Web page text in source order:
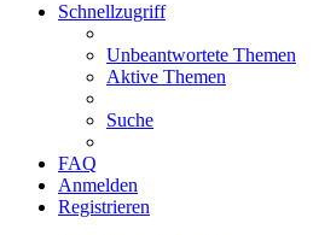
Schnellzugriff
Unbeantwortete Themen
Aktive Themen
Suche
FAQ
Anmelden
Registrieren